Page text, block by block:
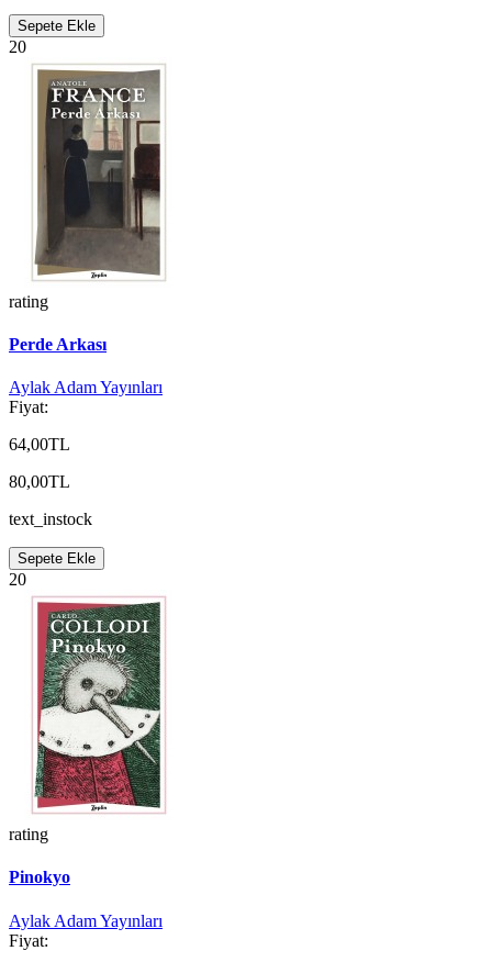
Sepete Ekle
20
rating
Perde Arkası
Aylak Adam Yayınları
Fiyat:
64,00TL
80,00TL
text_instock
Sepete Ekle
20
rating
Pinokyo
Aylak Adam Yayınları
Fiyat: